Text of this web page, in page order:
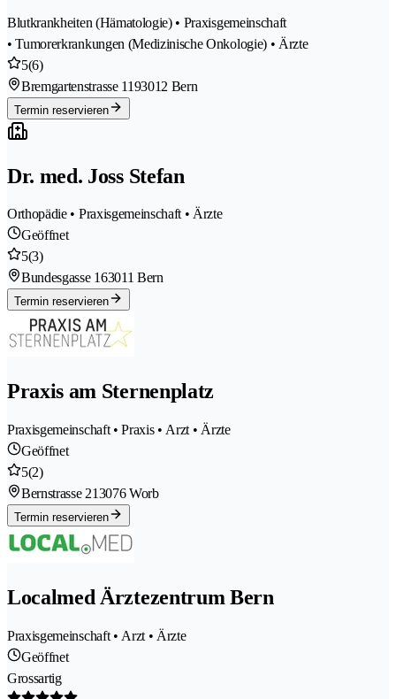
Blutkrankheiten (Hämatologie) • Praxisgemeinschaft
• Tumorerkrankungen (Medizinische Onkologie) • Ärzte
5(6)
Bremgartenstrasse 1193012 Bern
Termin reservieren
Dr. med. Joss Stefan
Orthopädie • Praxisgemeinschaft • Ärzte
Geöffnet
5(3)
Bundesgasse 163011 Bern
Termin reservieren
Praxis am Sternenplatz
Praxisgemeinschaft • Praxis • Arzt • Ärzte
Geöffnet
5(2)
Bernstrasse 213076 Worb
Termin reservieren
Localmed Ärztezentrum Bern
Praxisgemeinschaft • Arzt • Ärzte
Geöffnet
Grossartig